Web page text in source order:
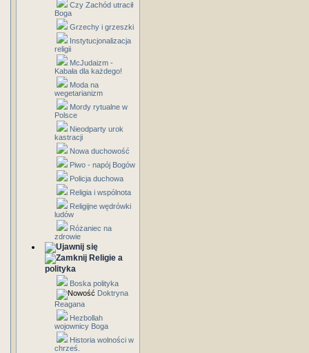
Czy Zachód utracił
Boga
Grzechy i grzeszki
Instytucjonalizacja
religii
McJudaizm -
Kabała dla każdego!
Moda na
wegetarianizm
Mordy rytualne w
Polsce
Nieodparty urok
kastracji
Nowa duchowość
Piwo - napój Bogów
Policja duchowa
Religia i wspólnota
Religijne wędrówki
ludów
Różaniec na
zdrowie
Religie a
polityka
Boska polityka
Doktryna
Reagana
Hezbollah
wojownicy Boga
Historia wolności w
chrześ.